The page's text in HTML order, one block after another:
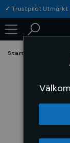
✓Trustpilot Utmärkt
Startsida